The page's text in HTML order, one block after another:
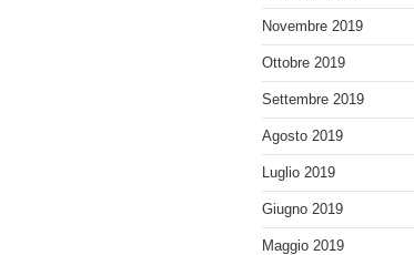
Novembre 2019
Ottobre 2019
Settembre 2019
Agosto 2019
Luglio 2019
Giugno 2019
Maggio 2019